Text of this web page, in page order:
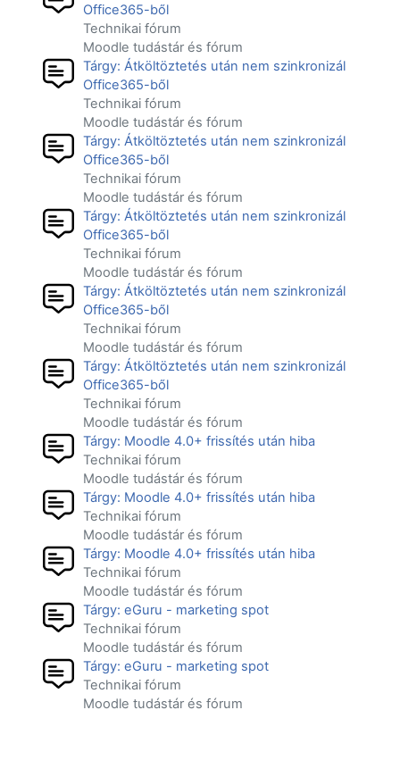
Office365-ből
Technikai fórum
Moodle tudástár és fórum
Tárgy: Átköltöztetés után nem szinkronizál
Office365-ből
Technikai fórum
Moodle tudástár és fórum
Tárgy: Átköltöztetés után nem szinkronizál
Office365-ből
Technikai fórum
Moodle tudástár és fórum
Tárgy: Átköltöztetés után nem szinkronizál
Office365-ből
Technikai fórum
Moodle tudástár és fórum
Tárgy: Átköltöztetés után nem szinkronizál
Office365-ből
Technikai fórum
Moodle tudástár és fórum
Tárgy: Átköltöztetés után nem szinkronizál
Office365-ből
Technikai fórum
Moodle tudástár és fórum
Tárgy: Moodle 4.0+ frissítés után hiba
Technikai fórum
Moodle tudástár és fórum
Tárgy: Moodle 4.0+ frissítés után hiba
Technikai fórum
Moodle tudástár és fórum
Tárgy: Moodle 4.0+ frissítés után hiba
Technikai fórum
Moodle tudástár és fórum
Tárgy: eGuru - marketing spot
Technikai fórum
Moodle tudástár és fórum
Tárgy: eGuru - marketing spot
Technikai fórum
Moodle tudástár és fórum